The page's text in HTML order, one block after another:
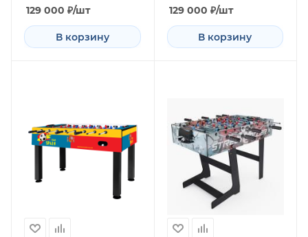
129 000 ₽/шт
В корзину
129 000 ₽/шт
В корзину